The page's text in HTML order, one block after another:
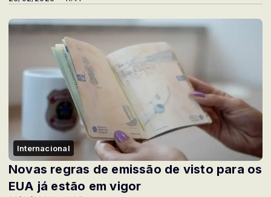
Internacional
Novas regras de emissão de visto para os
EUA já estão em vigor